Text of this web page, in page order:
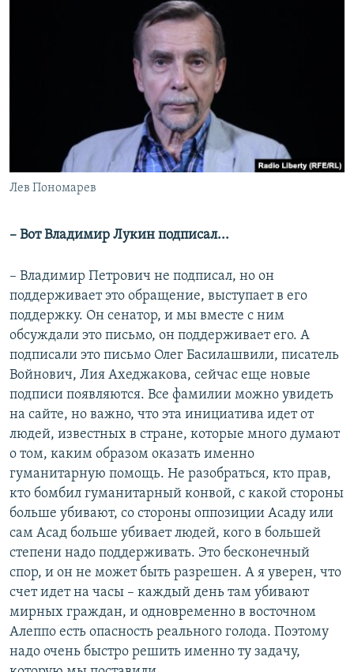
Лев Пономарев
– Вот Владимир Лукин подписал...
– Владимир Петрович не подписал, но он
поддерживает это обращение, выступает в его
поддержку. Он сенатор, и мы вместе с ним
обсуждали это письмо, он поддерживает его. А
подписали это письмо Олег Басилашвили, писатель
Войнович, Лия Ахеджакова, сейчас еще новые
подписи появляются. Все ф​амилии можно увидеть
на сайте, но важно, что эта инициатива идет от
людей, известных в стране, которые много думают
о том, каким образом оказать именно
гуманитарную помощь. Не разобраться, кто прав,
кто бомбил гуманитарный конвой, с какой стороны
больше убивают, со стороны оппозиции Асаду или
сам Асад больше убивает людей, кого в большей
степени надо поддерживать. Это бесконечный
спор, и он не может быть разрешен. А я уверен, что
счет идет на часы – каждый день там убивают
мирных граждан, и одновременно в восточном
Алеппо есть опасность реального голода. Поэтому
надо очень быстро решить именно ту задачу,